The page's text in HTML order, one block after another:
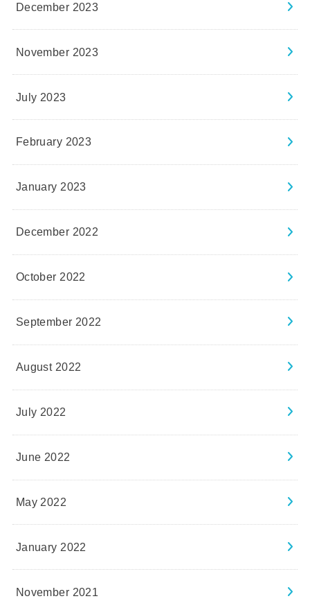
December 2023
November 2023
July 2023
February 2023
January 2023
December 2022
October 2022
September 2022
August 2022
July 2022
June 2022
May 2022
January 2022
November 2021